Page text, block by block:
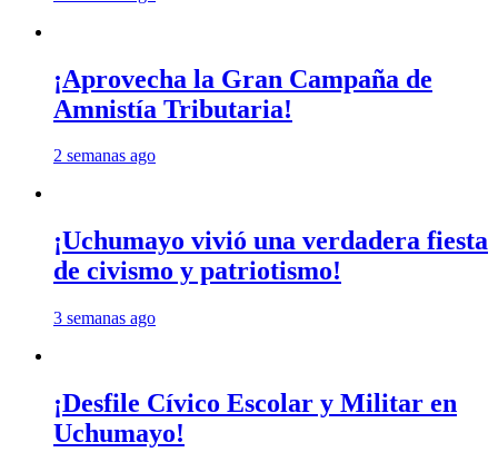
¡Aprovecha la Gran Campaña de
Amnistía Tributaria!
2 semanas ago
¡Uchumayo vivió una verdadera fiesta
de civismo y patriotismo!
3 semanas ago
¡Desfile Cívico Escolar y Militar en
Uchumayo!